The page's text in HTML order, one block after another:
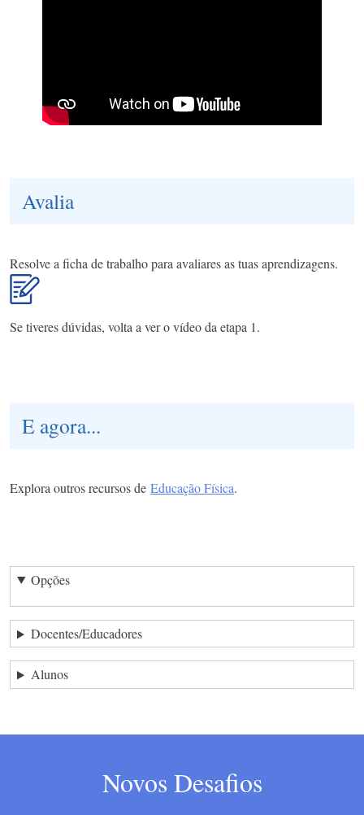
Avalia
Resolve a ficha de trabalho para avaliares as tuas aprendizagens.
Se tiveres dúvidas, volta a ver o vídeo da etapa 1.
E agora...
Explora outros recursos de Educação Física.
Opções
Docentes/Educadores
Alunos
Novos Desafios